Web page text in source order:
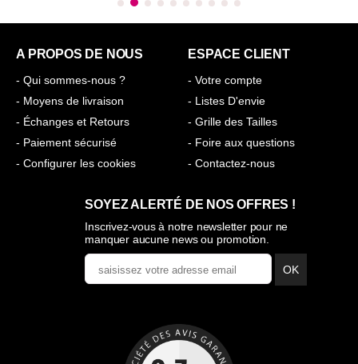
A PROPOS DE NOUS
- Qui sommes-nous ?
- Moyens de livraison
- Échanges et Retours
- Paiement sécurisé
- Configurer les cookies
ESPACE CLIENT
- Votre compte
- Listes D'envie
- Grille des Tailles
- Foire aux questions
- Contactez-nous
SOYEZ ALERTÉ DE NOS OFFRES !
Inscrivez-vous à notre newsletter pour ne
manquer aucune news ou promotion.
OK